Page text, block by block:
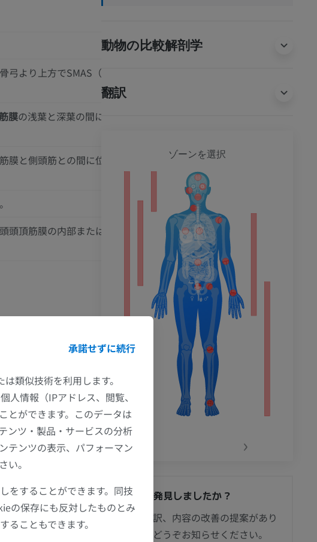
弓より上方でSMAS（浅筋膜腱膜
膜の浅葉と深葉の間に位置す
膜と側頭筋との間に位置し、下
頭頂筋膜の内部またはその直下
肪体が収まり、浅側頭
は帽状腱膜と、下方
顔面神経の側頭枝が
動物の比較解剖学
翻訳
MRI
節MRI
レミアム
MRI
節CT関節造影
関節造影
ゾーンを選択
›
間違いを発見しましたか？
修正や翻訳、内容の改善の提案があり
ましたらどうぞお知らせください。
承諾せずに続行
類似技術を利用します。
人情報（IPアドレス、閲覧、
とができます。このデータは
ンツ・製品・サービスの分析
テンツの表示、パフォーマン
い。
をすることができます。同技
の保存にも反対したものとみ
こともできます。